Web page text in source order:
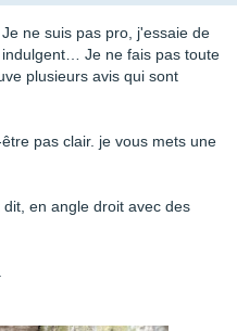
ne suis pas pro, j'essaie de
Je ne fais pas toute
plusieurs avis qui sont
pas clair. je vous mets une
en angle droit avec des